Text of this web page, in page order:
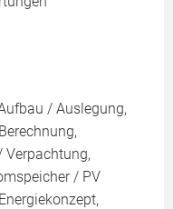
/ Auslegung,
Verpachtung,
/ PV